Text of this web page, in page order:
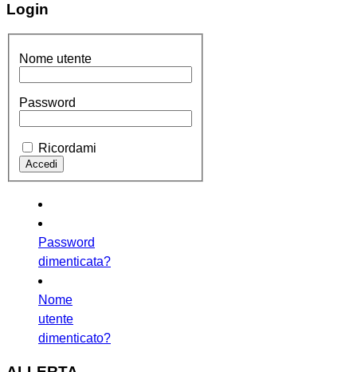
Login
Nome utente
Password
Ricordami
Password
dimenticata?
Nome
utente
dimenticato?